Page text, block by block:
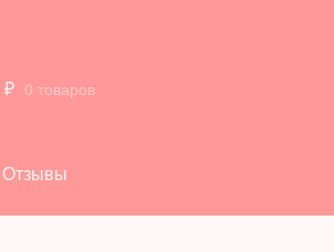
Отзывы
₽ 0 товаров